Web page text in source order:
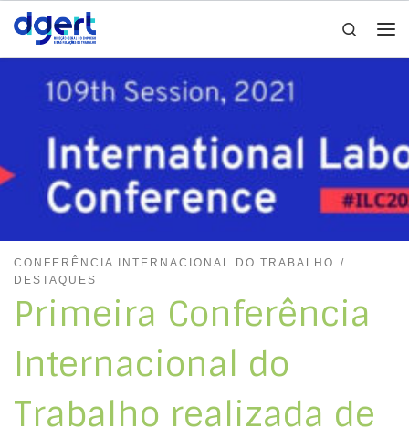
Skip to content
Search
CONFERÊNCIA INTERNACIONAL DO TRABALHO
DESTAQUES
Primeira Conferência
Internacional do
Trabalho realizada de